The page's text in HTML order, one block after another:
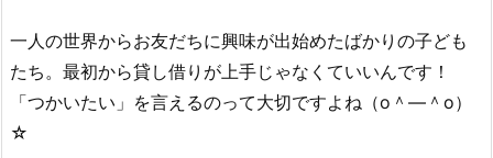
一人の世界からお友だちに興味が出始めたばかりの子ども
たち。最初から貸し借りが上手じゃなくていいんです！
「つかいたい」を言えるのって大切ですよね（o＾―＾o）
☆